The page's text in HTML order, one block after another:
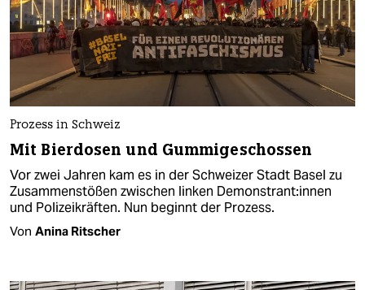
Prozess in Schweiz
Mit Bierdosen und Gummigeschossen
Vor zwei Jahren kam es in der Schweizer Stadt Basel zu
Zusammenstößen zwischen linken Demonstrant:innen
und Polizeikräften. Nun beginnt der Prozess.
Von Anina Ritscher